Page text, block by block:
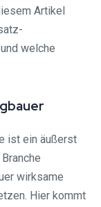
Artikel
welche
ist ein äußerst
wirksame
Hier kommt